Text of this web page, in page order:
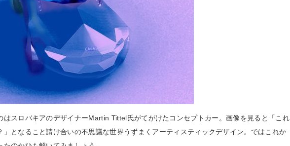
はスロバキアのデザイナーMartin Tittel氏がてがけたコンセプトカー。画像を見ると「これ
となること請け合いの不思議な世界うずまくアーティスティックデザイン。ではこれか